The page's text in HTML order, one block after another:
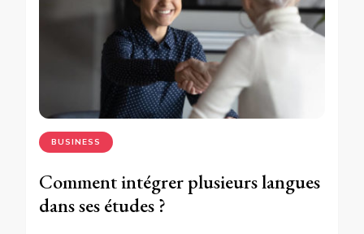
BUSINESS
Comment intégrer plusieurs langues
dans ses études ?